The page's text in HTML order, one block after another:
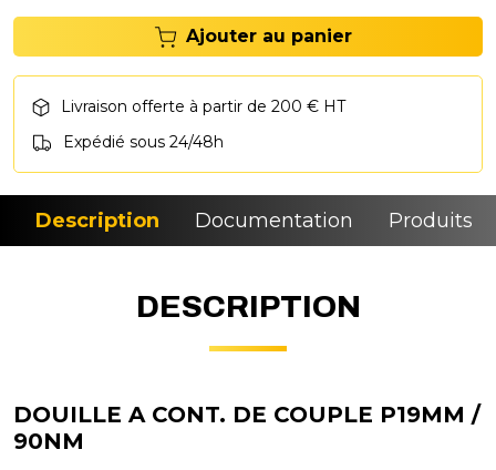
Ajouter au panier
Livraison offerte à partir de 200 € HT
Expédié sous 24/48h
Description Documentation Produits
DESCRIPTION
DOUILLE A CONT. DE COUPLE P19MM /
90NM